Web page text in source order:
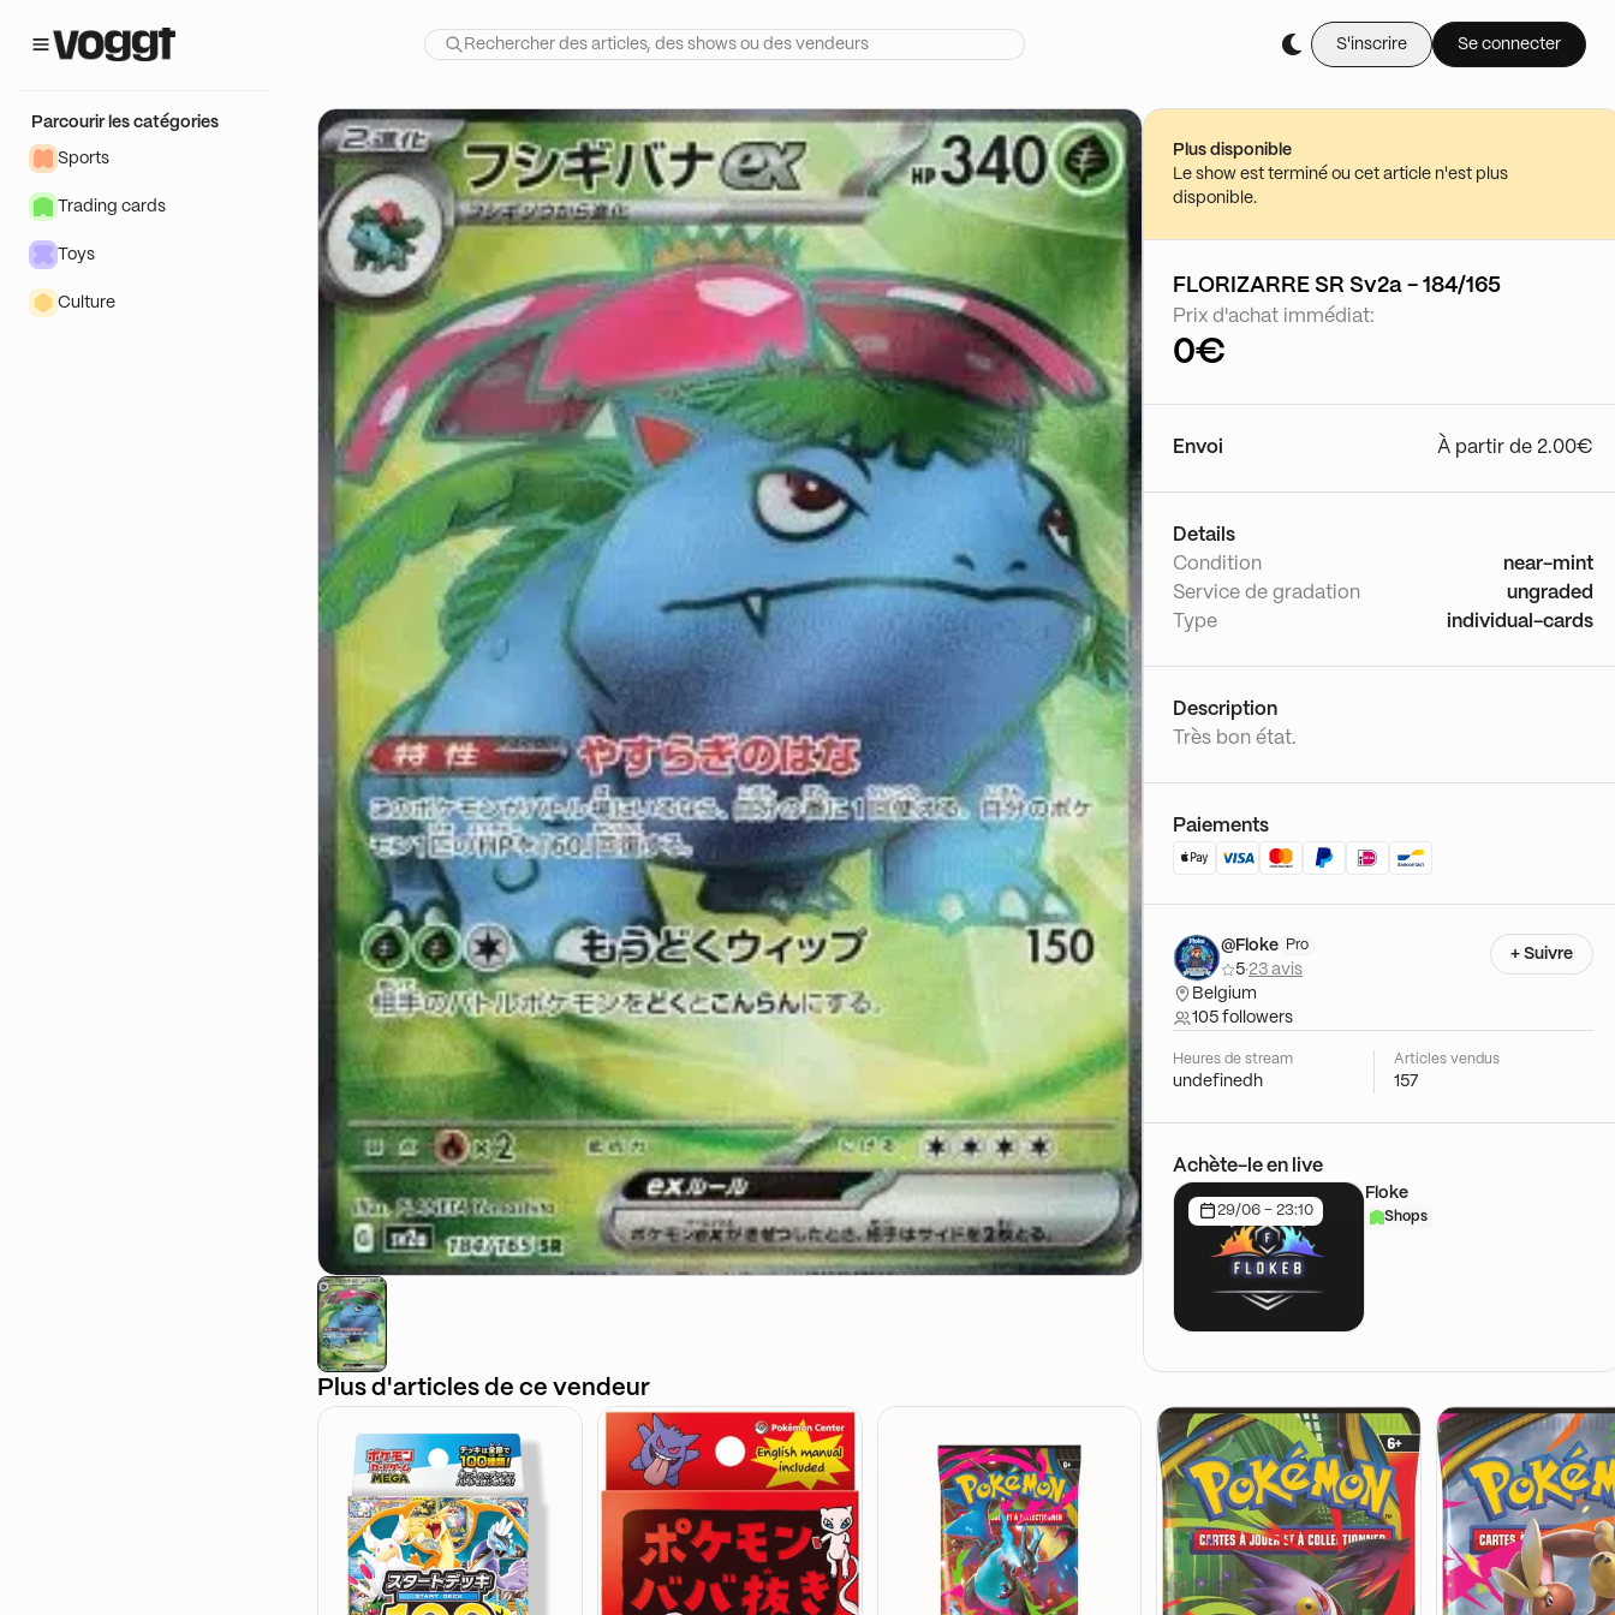
S'inscrire Se connecter
Parcourir les catégories
Sports
Trading cards
Toys
Culture
Achète-le en
29/06 - 23:10
Plus disponible
Le show est terminé ou cet article n'est plus
disponible.
FLORIZARRE SR Sv2a - 184/165
Prix d'achat immédiat:
0€
Envoi À partir de 2.00€
Details
Condition
near-mint
Service de gradation
ungraded
Type
individual-cards
Description
Très bon état.
Paiements
@Floke Pro
5·23 avis
Belgium
105 followers
+ Suivre
Heures de stream
undefinedh
Articles vendus
157
Achète-le en live
29/06 - 23:10
Floke
Shops
Plus d'articles de ce vendeur